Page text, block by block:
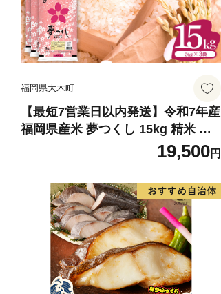
福岡県大木町
【最短7営業日以内発送】令和7年産
福岡県産米 夢つくし 15kg 精米 ※
北海道・沖縄・離島は配送不可
19,500円